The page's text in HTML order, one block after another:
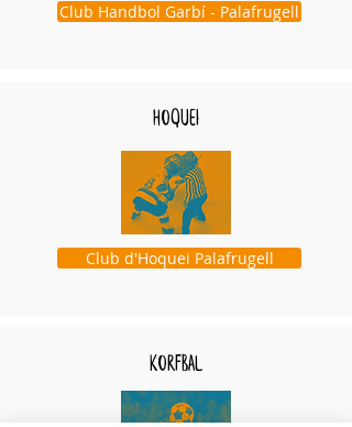
Club Handbol Garbí - Palafrugell
hoquei
Club d'Hoquei Palafrugell
korfbal